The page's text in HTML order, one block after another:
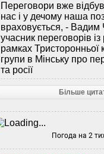
Переговори вже
нас і у дечому наша
враховується, -
учасник переговорів
рамках Тристоронньої
групи в Мінську про
та росії
Більше
Погода на 2